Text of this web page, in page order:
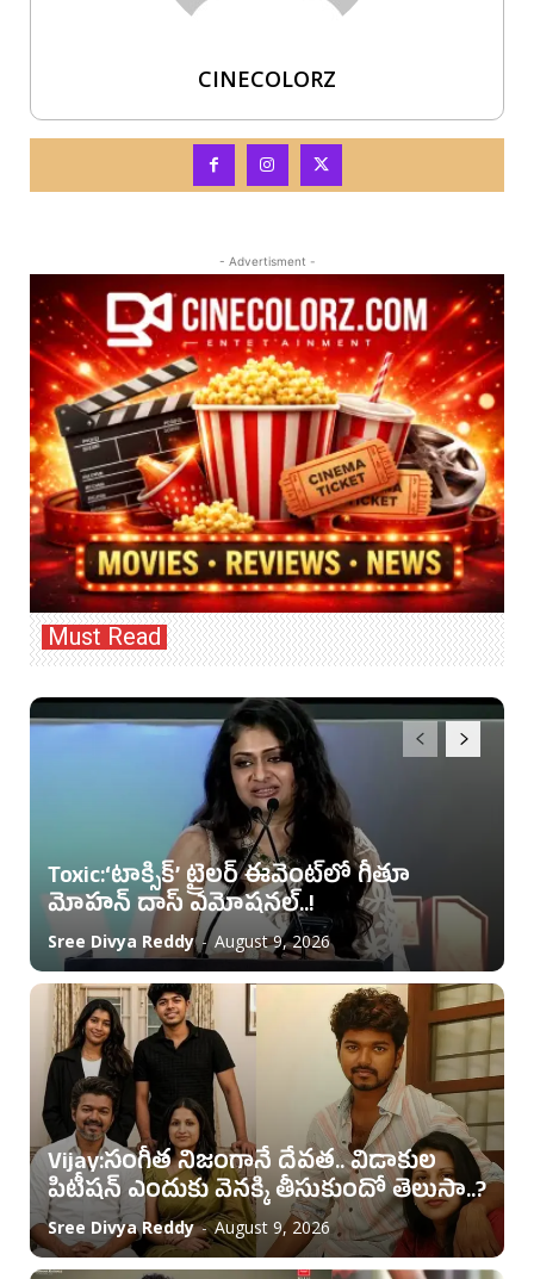
CINECOLORZ
- Advertisment -
Must Read
Toxic:‘టాక్సిక్’ ట్రైలర్ ఈవెంట్‌లో గీతూ
మోహన్ దాస్ ఎమోషనల్..!
Sree Divya Reddy - August 9, 2026
Vijay:సంగీత నిజంగానే దేవత.. విడాకుల
పిటీషన్ ఎందుకు వెనక్కి తీసుకుందో తెలుసా..?
Sree Divya Reddy - August 9, 2026